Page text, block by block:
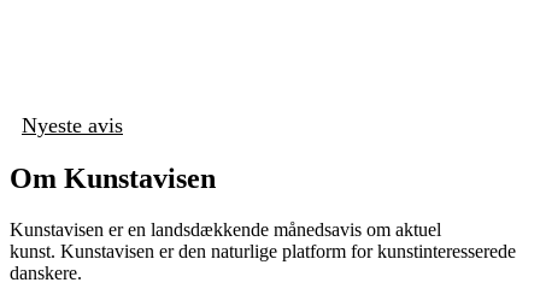
Nyeste avis
Om Kunstavisen
Kunstavisen er en landsdækkende månedsavis om aktuel
kunst. Kunstavisen er den naturlige platform for kunstinteresserede
danskere.